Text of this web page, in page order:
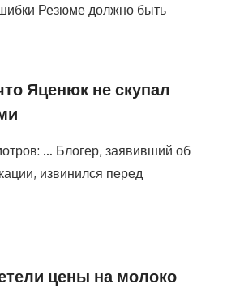
Резюме должно быть
Яценюк не скупал
… Блогер, заявивший об
извинился перед
цены на молоко